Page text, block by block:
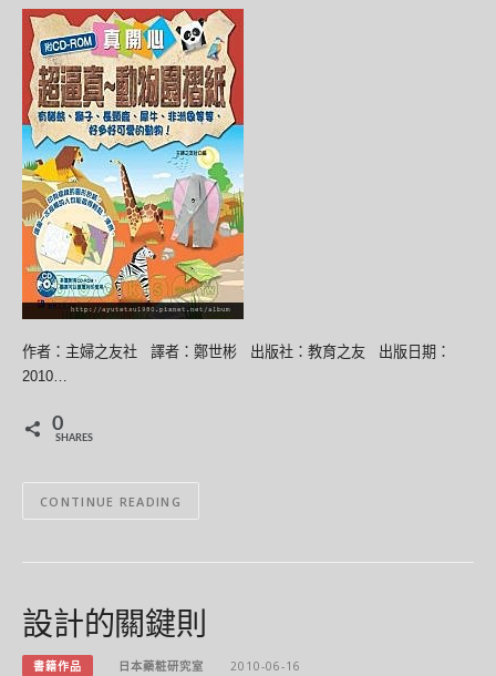
作者：主婦之友社 譯者：鄭世彬 出版社：教育之友 出版日期：
2010…
0
SHARES
CONTINUE READING
設計的關鍵則
書籍作品 日本藥粧研究室 2010-06-16